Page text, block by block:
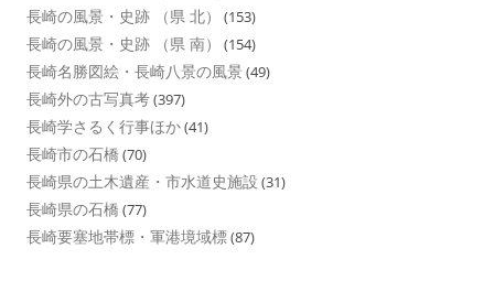
長崎の風景・史跡 （県 北） (153)
長崎の風景・史跡 （県 南） (154)
長崎名勝図絵・長崎八景の風景 (49)
長崎外の古写真考(397)
長崎学さるく行事ほか(41)
長崎市の石橋 (70)
長崎県の土木遺産・市水道史施設 (31)
長崎県の石橋 (77)
長崎要塞地帯標・軍港境域標(87)